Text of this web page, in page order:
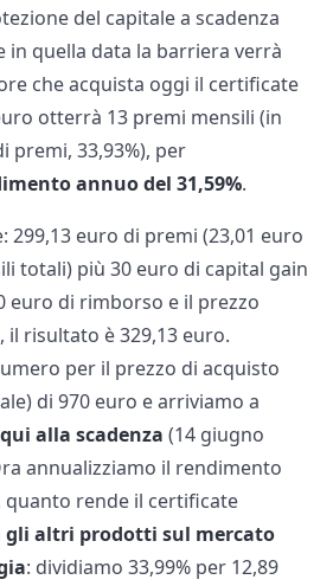
del capitale a scadenza
in quella data la barriera verrà
che acquista oggi il certificate
otterrà 13 premi mensili (in
premi, 33,93%), per
annuo del 31,59%.
299,13 euro di premi (23,01 euro
totali) più 30 euro di capital gain
euro di rimborso e il prezzo
il risultato è 329,13 euro.
per il prezzo di acquisto
di 970 euro e arriviamo a
alla scadenza (14 giugno
annualizziamo il rendimento
quanto rende il certificate
altri prodotti sul mercato
: dividiamo 33,99% per 12,89